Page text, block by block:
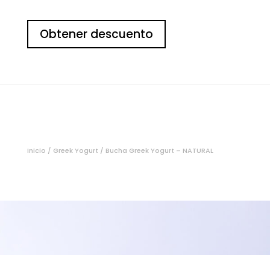
Obtener descuento
Inicio / Greek Yogurt / Bucha Greek Yogurt – NATURAL